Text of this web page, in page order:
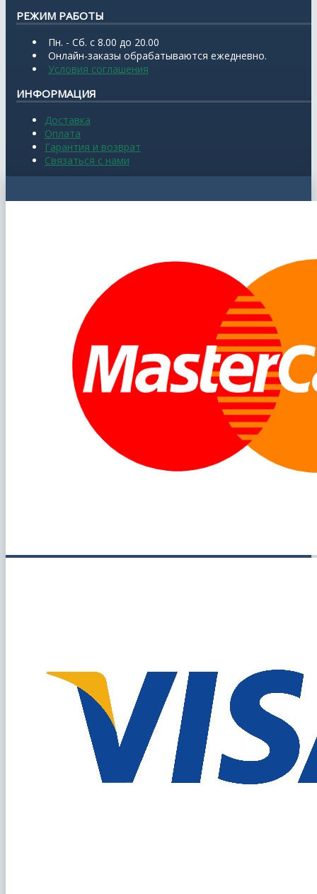
РЕЖИМ РАБОТЫ
Пн. - Сб. с 8.00 до 20.00
Онлайн-заказы обрабатываются ежедневно.
Условия соглашения
ИНФОРМАЦИЯ
Доставка
Оплата
Гарантия и возврат
Связаться с нами